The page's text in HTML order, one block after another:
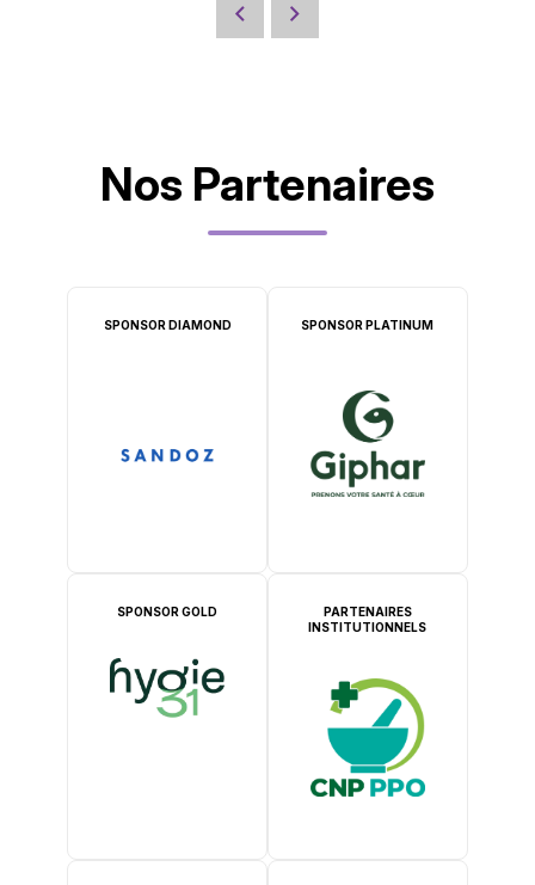
Nos Partenaires
SPONSOR DIAMOND SPONSOR PLATINUM
SPONSOR GOLD
PARTENAIRES
INSTITUTIONNELS